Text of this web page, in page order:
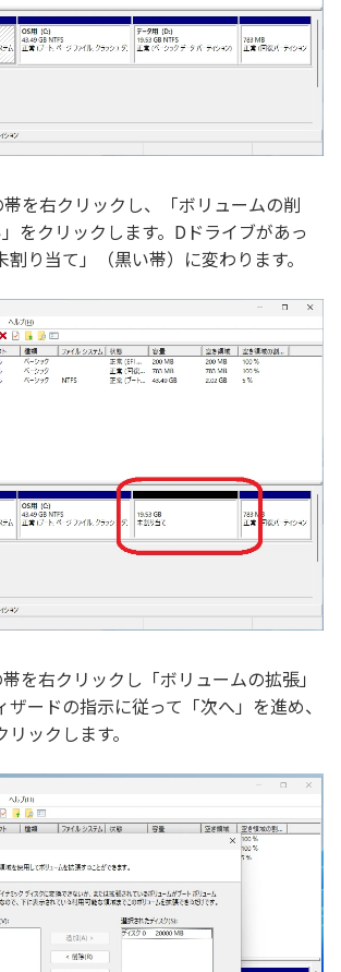
を右クリックし、「ボリュームの削
をクリックします。Dドライブがあっ
割り当て」（黒い帯）に変わります。
を右クリックし「ボリュームの拡張」
ザードの指示に従って「次へ」を進め、
リックします。